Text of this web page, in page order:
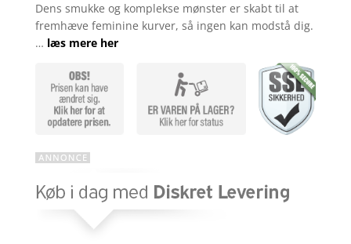
kundebedøm
melser
Dens smukke og komplekse mønster er skabt til at
fremhæve feminine kurver, så ingen kan modstå dig.
… læs mere her